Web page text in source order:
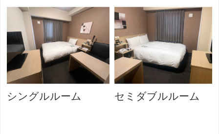
シングルルーム セミダブルルーム